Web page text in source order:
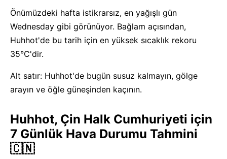
Önümüzdeki hafta istikrarsız, en yağışlı gün
Wednesday gibi görünüyor. Bağlam açısından,
Huhhot'de bu tarih için en yüksek sıcaklık rekoru
35°C'dir.
Alt satır: Huhhot'de bugün susuz kalmayın, gölge
arayın ve öğle güneşinden kaçının.
Huhhot, Çin Halk Cumhuriyeti için
7 Günlük Hava Durumu Tahmini
🇨🇳